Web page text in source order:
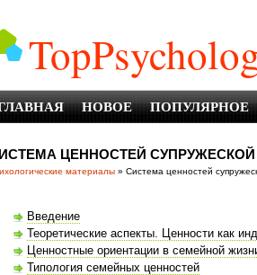
НОВОЕ ПОПУЛЯРНОЕ
ЦЕННОСТЕЙ
материалы » Система ценностей
Введение
Теоретические аспекты. Ценности как
Ценностные ориентации в семейной
Типология семейных ценностей